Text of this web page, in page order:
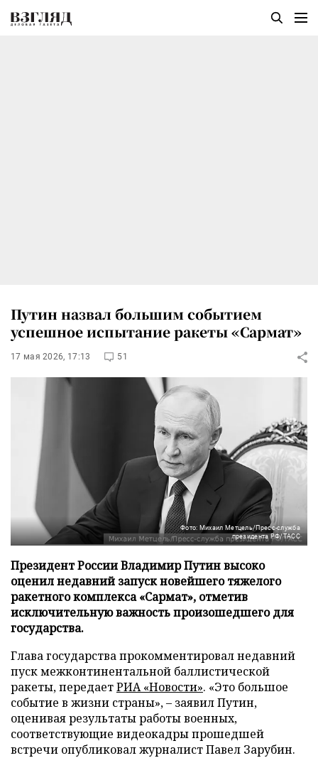
Путин назвал большим событием
успешное испытание ракеты «Сармат»
17 мая 2026, 17:13 51
Фото: Михаил Метцель/Пресс-служба
президента РФ/ТАСС
Президент России Владимир Путин высоко
оценил недавний запуск новейшего тяжелого
ракетного комплекса «Сармат», отметив
исключительную важность произошедшего для
государства.
Глава государства прокомментировал недавний
пуск межконтинентальной баллистической
ракеты, передаетРИА «Новости». «Это большое
событие в жизни страны», – заявил Путин,
оценивая результаты работы военных,
соответствующие видеокадры прошедшей
встречи опубликовал журналист Павел Зарубин.